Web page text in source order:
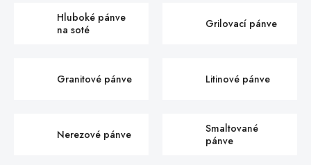
Hluboké pánve
na soté
Grilovací pánve
Granitové pánve Litinové pánve
Nerezové pánve
Smaltované
pánve